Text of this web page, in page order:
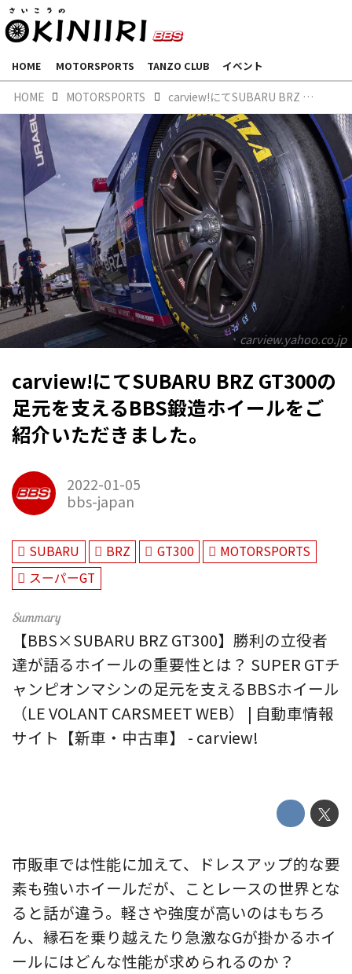
HOME MOTORSPORTS TANZO CLUB イベント
HOME MOTORSPORTS carview!にてSUBARU BRZ GT300の足元を支えるBBS鍛造ホイールをご紹介いただきました。
carview.yahoo.co.jp
carview!にてSUBARU BRZ GT300の
足元を支えるBBS鍛造ホイールをご
紹介いただきました。
2022-01-05
bbs-japan
SUBARU BRZ GT300
MOTORSPORTS
スーパーGT
【BBS×SUBARU BRZ GT300】勝利の立役者
達が語るホイールの重要性とは？ SUPER GTチ
ャンピオンマシンの足元を支えるBBSホイール
（LE VOLANT CARSMEET WEB） | 自動車情報
サイト【新車・中古車】 - carview!
市販車では性能に加えて、ドレスアップ的な要
素も強いホイールだが、ことレースの世界とな
ると話が違う。軽さや強度が高いのはもちろ
ん、縁石を乗り越えたり急激なGが掛かるホイ
ールにはどんな性能が求められるのか？